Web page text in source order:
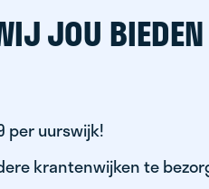
JOU
per uurswijk!
krantenwijken te